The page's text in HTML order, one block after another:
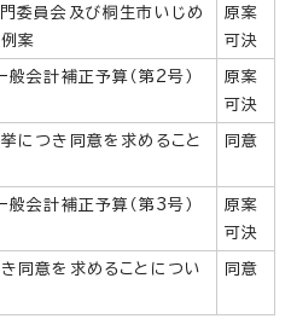
委員会及び桐生市いじめ
案
原案
可決
会計補正予算（第2号）
原案
可決
につき同意を求めること
同意
会計補正予算（第3号）
原案
可決
同意を求めることについ
同意